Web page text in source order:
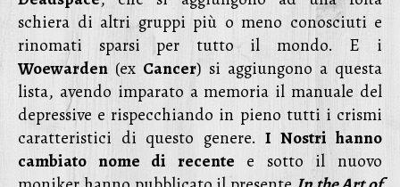
schiera di altri gruppi più o meno conosciuti e
rinomati sparsi per tutto il mondo. E i
Woewarden (ex Cancer) si aggiungono a questa
lista, avendo imparato a memoria il manuale del
depressive e rispecchiando in pieno tutti i crismi
caratteristici di questo genere. I Nostri hanno
cambiato nome di recente e sotto il nuovo